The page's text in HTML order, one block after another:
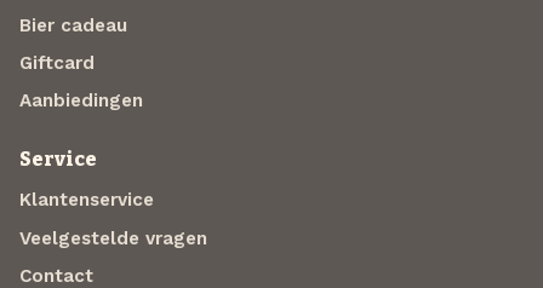
Bier cadeau
Giftcard
Aanbiedingen
Service
Klantenservice
Veelgestelde vragen
Contact